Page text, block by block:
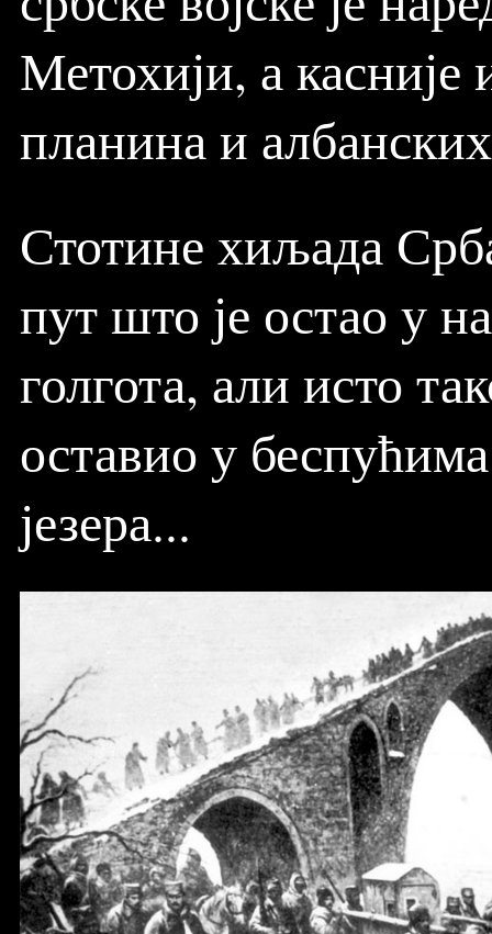
Метохији, а касније
планина и
Стотине хиљада
путшто је остао у
голгота, али исто
оставио у
језера...